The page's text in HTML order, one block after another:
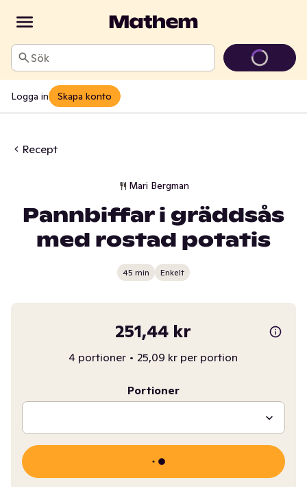
Sök
Logga in Skapa konto
Recept
Mari Bergman
Pannbiffar i gräddsås
med rostad potatis
45 min Enkelt
251,44 kr
4 portioner • 25,09 kr per portion
Portioner